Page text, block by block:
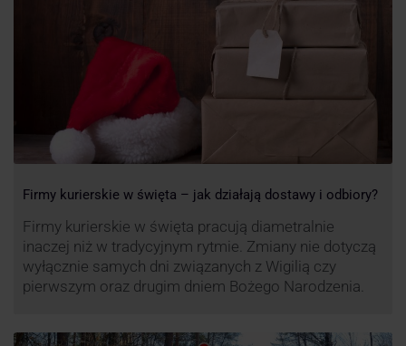
Firmy kurierskie w święta – jak działają dostawy i odbiory?
Firmy kurierskie w święta pracują diametralnie
inaczej niż w tradycyjnym rytmie. Zmiany nie dotyczą
wyłącznie samych dni związanych z Wigilią czy
pierwszym oraz drugim dniem Bożego Narodzenia.